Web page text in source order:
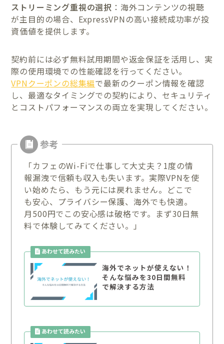
ストリーミング重視の選択 ：海外コンテンツの視聴
が主目的の場合、ExpressVPNの高い接続成功率が投
資価値を提供します。
契約前には必ず無料試用期間や返金保証を活用し、実
際の使用環境での性能確認を行ってください。
VPNクーポンの総集編で最新のクーポン情報を確認
し、最適なタイミングでの契約により、セキュリティ
とコストパフォーマンスの両立を実現してください。
「カフェのWi-Fiで仕事して大丈夫？1度の情
報漏洩で信頼も収入も失います。実際VPNを使
い始めたら、もう元には戻れません。どこで
も安心、プライバシー保護、海外でも快適。
月500円でこの安心感は破格です。まず30日無
料で体験してみてください。」
海外でネットが使えない！
そんな悩みを30日間無料
で解決する方法